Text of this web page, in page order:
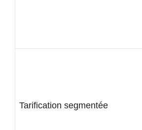
Tarification segmentée